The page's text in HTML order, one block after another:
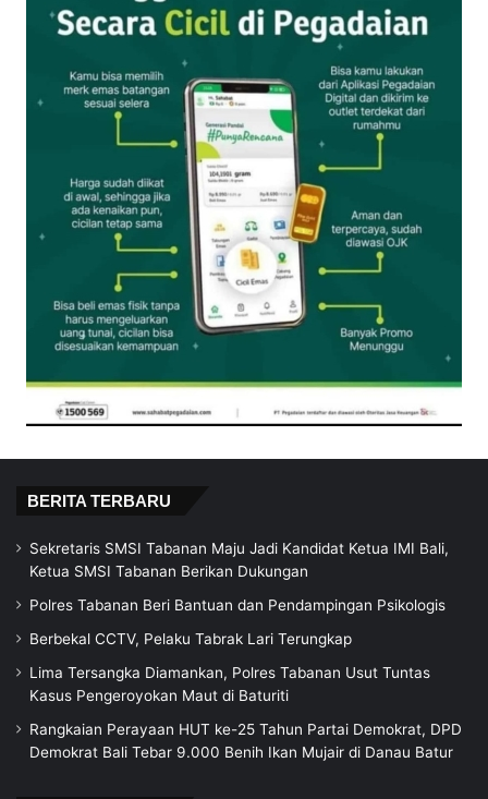
BERITA TERBARU
Sekretaris SMSI Tabanan Maju Jadi Kandidat Ketua IMI Bali,
Ketua SMSI Tabanan Berikan Dukungan
Polres Tabanan Beri Bantuan dan Pendampingan Psikologis
Berbekal CCTV, Pelaku Tabrak Lari Terungkap
Lima Tersangka Diamankan, Polres Tabanan Usut Tuntas
Kasus Pengeroyokan Maut di Baturiti
Rangkaian Perayaan HUT ke-25 Tahun Partai Demokrat, DPD
Demokrat Bali Tebar 9.000 Benih Ikan Mujair di Danau Batur